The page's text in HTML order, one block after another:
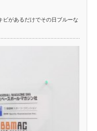
ビがあるだけでその日ブルーな